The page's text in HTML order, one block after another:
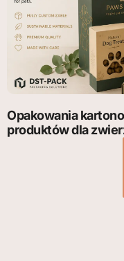
Opakowania
produktów dla